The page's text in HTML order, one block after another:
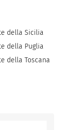
della Sicilia
della Puglia
della Toscana